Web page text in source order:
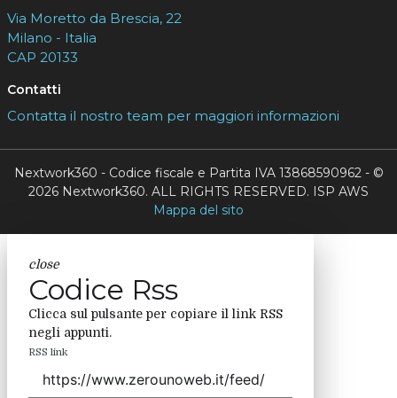
Via Moretto da Brescia, 22
Milano - Italia
CAP 20133
Contatti
Contatta il nostro team per maggiori informazioni
Nextwork360 - Codice fiscale e Partita IVA 13868590962 - ©
2026 Nextwork360. ALL RIGHTS RESERVED. ISP AWS
Mappa del sito
close
Codice Rss
Clicca sul pulsante per copiare il link RSS
negli appunti.
RSS link